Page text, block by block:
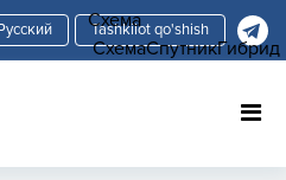
Tashkilot qo'shish
Схема
СхемаСпутникГибрид